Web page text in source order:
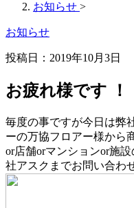
お知らせ >
お知らせ
投稿日： 2019年10月3日
お疲れ様です ！
毎度の事ですが今日は弊
ーの万協フロアー様から
or店舗orマンションor施
社アスクまでお問い合わ